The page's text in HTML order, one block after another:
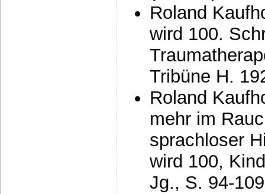
Roland
wird 100.
Tribüne H.
Roland
mehr im
sprachloser
wird 100,
Jg., S. 94-